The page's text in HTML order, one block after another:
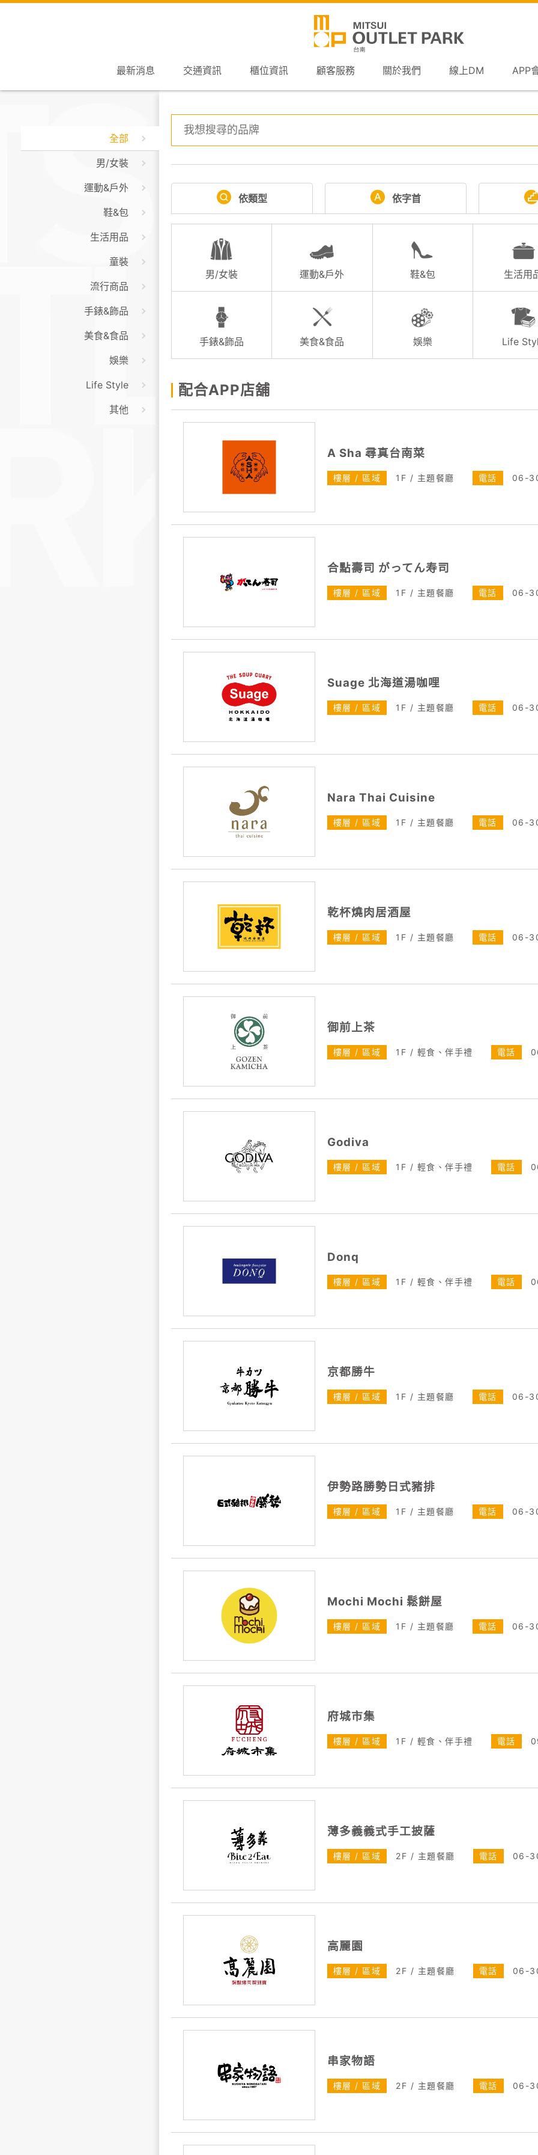
最新消息 交通資訊 櫃位資訊 顧客服務 關於我們 線上DM APP
全部
男/女裝
運動&戶外
鞋&包
生活用品
童裝
流行商品
手錶&飾品
美食&食品
娛樂
Life Style
其他
依類型 依字首
男/女裝 運動&戶外 鞋&包 生活用
手錶&飾品 美食&食品 娛樂 Life
配合APP店舖
A Sha 尋真台南菜
樓層 / 區域 1F / 主題餐廳 電話 06-
合點壽司 がってん寿司
樓層 / 區域 1F / 主題餐廳 電話 06-
Suage 北海道湯咖哩
樓層 / 區域 1F / 主題餐廳 電話 06-
Nara Thai Cuisine
樓層 / 區域 1F / 主題餐廳 電話 06-
乾杯燒肉居酒屋
樓層 / 區域 1F / 主題餐廳 電話 06-
御前上茶
樓層 / 區域 1F / 輕食、伴手禮 電話
Godiva
樓層 / 區域 1F / 輕食、伴手禮 電話
Donq
樓層 / 區域 1F / 輕食、伴手禮 電話
京都勝牛
樓層 / 區域 1F / 主題餐廳 電話 06-
伊勢路勝勢日式豬排
樓層 / 區域 1F / 主題餐廳 電話 06-
Mochi Mochi 鬆餅屋
樓層 / 區域 1F / 主題餐廳 電話 06-
府城市集
樓層 / 區域 1F / 輕食、伴手禮 電話
薄多義義式手工披薩
樓層 / 區域 2F / 主題餐廳 電話 06-
高麗園
樓層 / 區域 2F / 主題餐廳 電話 06-
串家物語
樓層 / 區域 2F / 主題餐廳 電話 06-